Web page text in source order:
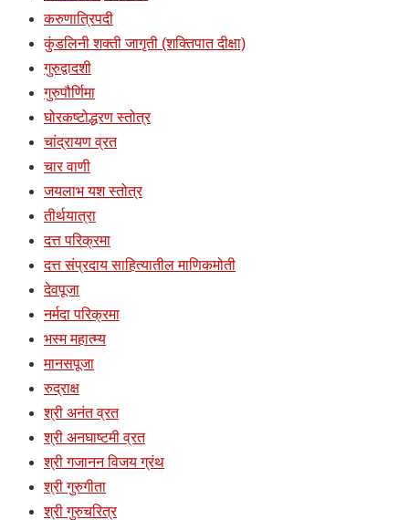
करुणात्रिपदी
कुंडलिनी शक्ती जागृती (शक्तिपात दीक्षा)
गुरुद्वादशी
गुरुपौर्णिमा
घोरकष्टोद्धरण स्तोत्र
चांद्रायण व्रत
चार वाणी
जयलाभ यश स्तोत्र
तीर्थयात्रा
दत्त परिक्रमा
दत्त संप्रदाय साहित्यातील माणिकमोती
देवपूजा
नर्मदा परिक्रमा
भस्म महात्म्य
मानसपूजा
रुद्राक्ष
श्री अनंत व्रत
श्री अनघाष्टमी व्रत
श्री गजानन विजय ग्रंथ
श्री गुरुगीता
श्री गुरुचरित्र